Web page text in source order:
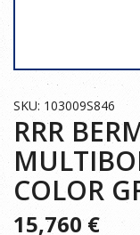
SKU: 103009S846
RRR
COLOR
15,760€